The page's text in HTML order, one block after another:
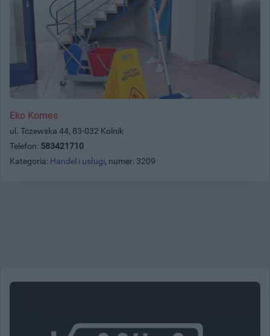
Eko Komes
ul. Tczewska 44, 83-032 Kolnik
Telefon: 583421710
Kategoria: Handel i usługi, numer: 3209